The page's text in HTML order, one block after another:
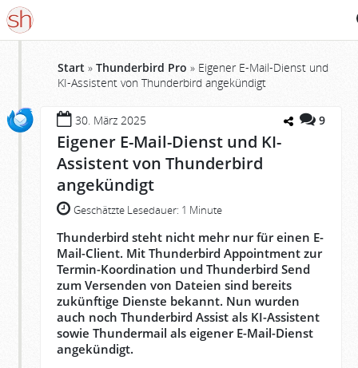
Start » Thunderbird Pro » Eigener E-Mail-Dienst und
KI-Assistent von Thunderbird angekündigt
30. März 2025 9
Eigener E-Mail-Dienst und KI-
Assistent von Thunderbird
angekündigt
Geschätzte Lesedauer: 1 Minute
Thunderbird steht nicht mehr nur für einen E-
Mail-Client. Mit Thunderbird Appointment zur
Termin-Koordination und Thunderbird Send
zum Versenden von Dateien sind bereits
zukünftige Dienste bekannt. Nun wurden
auch noch Thunderbird Assist als KI-Assistent
sowie Thundermail als eigener E-Mail-Dienst
angekündigt.